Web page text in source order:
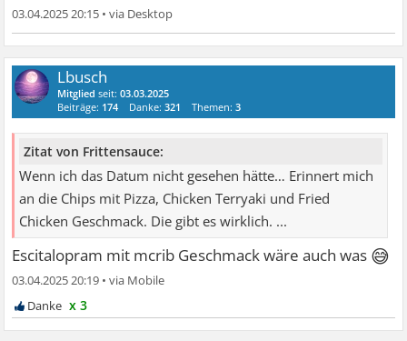
03.04.2025 20:15 •
Lbusch
Mitglied seit:03.03.2025
Beiträge: 174 Danke:321 Themen:3
Zitat von Frittensauce:
Wenn ich das Datum nicht gesehen hätte… Erinnert mich
an die Chips mit Pizza, Chicken Terryaki und Fried
Chicken Geschmack. Die gibt es wirklich. ...
Escitalopram mit mcrib Geschmack wäre auch was 😅
03.04.2025 20:19 •
x 3